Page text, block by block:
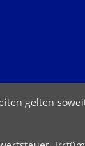
gelten